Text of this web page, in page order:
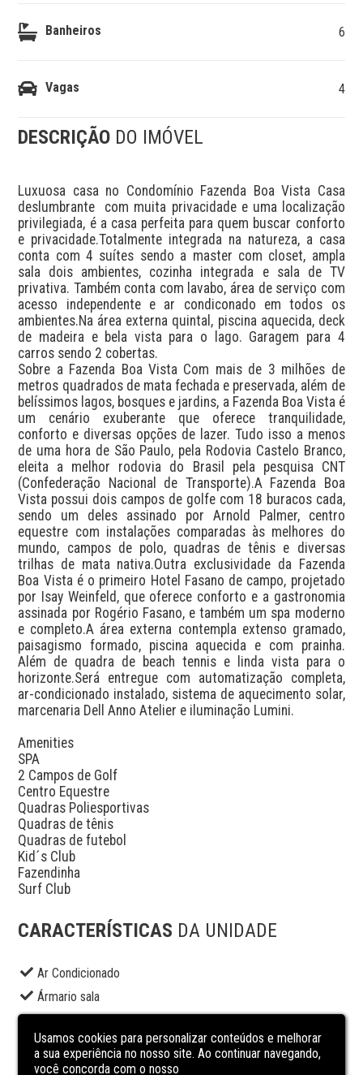
Banheiros 6
Vagas 4
DESCRIÇÃO DO IMÓVEL
Luxuosa casa no Condomínio Fazenda Boa Vista Casa
deslumbrante  com muita privacidade e uma localização
privilegiada, é a casa perfeita para quem buscar conforto
e privacidade.Totalmente integrada na natureza, a casa
conta com 4 suítes sendo a master com closet, ampla
sala dois ambientes, cozinha integrada e sala de TV
privativa. Também conta com lavabo, área de serviço com
acesso independente e ar condiconado em todos os
ambientes.Na área externa quintal, piscina aquecida, deck
de madeira e bela vista para o lago. Garagem para 4
carros sendo 2 cobertas.
Sobre a Fazenda Boa Vista Com mais de 3 milhões de
metros quadrados de mata fechada e preservada, além de
belíssimos lagos, bosques e jardins, a Fazenda Boa Vista é
um cenário exuberante que oferece tranquilidade,
conforto e diversas opções de lazer. Tudo isso a menos
de uma hora de São Paulo, pela Rodovia Castelo Branco,
eleita a melhor rodovia do Brasil pela pesquisa CNT
(Confederação Nacional de Transporte).A Fazenda Boa
Vista possui dois campos de golfe com 18 buracos cada,
sendo um deles assinado por Arnold Palmer, centro
equestre com instalações comparadas às melhores do
mundo, campos de polo, quadras de tênis e diversas
trilhas de mata nativa.Outra exclusividade da Fazenda
Boa Vista é o primeiro Hotel Fasano de campo, projetado
por Isay Weinfeld, que oferece conforto e a gastronomia
assinada por Rogério Fasano, e também um spa moderno
e completo.A área externa contempla extenso gramado,
paisagismo formado, piscina aquecida e com prainha.
Além de quadra de beach tennis e linda vista para o
horizonte.Será entregue com automatização completa,
ar-condicionado instalado, sistema de aquecimento solar,
marcenaria Dell Anno Atelier e iluminação Lumini.
Amenities
SPA
2 Campos de Golf
Centro Equestre
Quadras Poliesportivas
Quadras de tênis
Quadras de futebol
Kid´s Club
Fazendinha
Surf Club
CARACTERÍSTICAS DA UNIDADE
Ar Condicionado
Ármario sala
Gabinete
Hidrometro Individual
Usamos cookies para personalizar conteúdos e melhorar
a sua experiência no nosso site. Ao continuar navegando,
você concorda com o nosso